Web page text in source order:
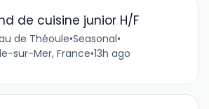
de cuisine junior H/F
de Théoule•Seasonal•
sur-Mer, France•13h ago